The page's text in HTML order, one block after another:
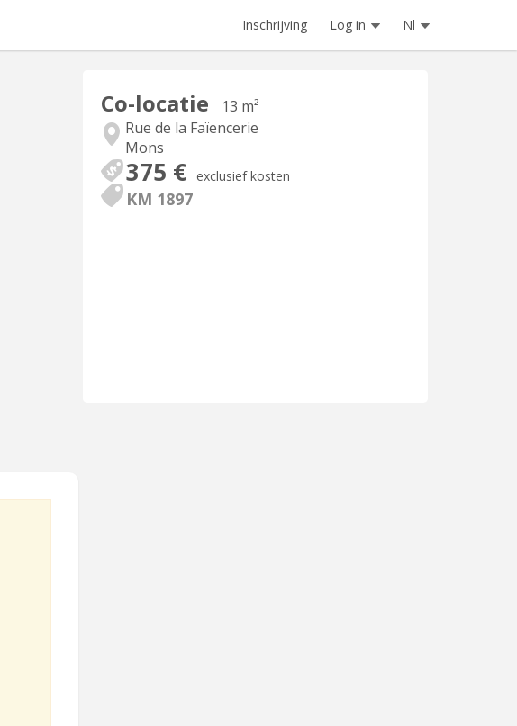
Inschrijving Log in Nl
Co-locatie
13 m²
Rue de la Faïencerie
Mons
375 € exclusief kosten
KM 1897